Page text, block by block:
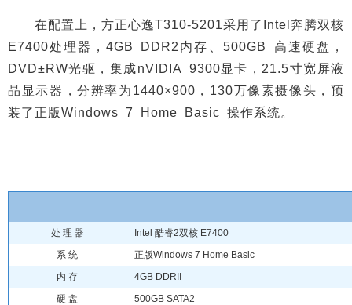
在配置上，方正心逸T310-5201采用了Intel奔腾双核
E7400处理器，4GB DDR2内存、500GB 高速硬盘，
DVD±RW光驱，集成nVIDIA 9300显卡，21.5寸宽屏液
晶显示器，分辨率为1440×900，130万像素摄像头，预
装了正版Windows 7 Home Basic 操作系统。
处 理 器
Intel 酷睿2双核 E7400
系 统
正版Windows 7 Home Basic
内 存
4GB DDRII
硬 盘
500GB SATA2